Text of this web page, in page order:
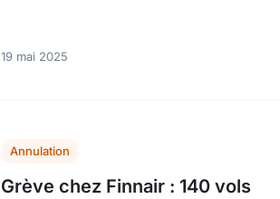
19 mai 2025
Annulation
Grève chez Finnair : 140 vols